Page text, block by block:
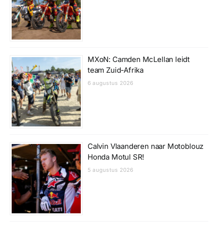
MXoN: Camden McLellan leidt
team Zuid-Afrika
6 augustus 2026
Calvin Vlaanderen naar Motoblouz
Honda Motul SR!
5 augustus 2026